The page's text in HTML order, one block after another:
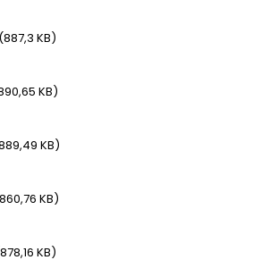
(887,3 KB)
KB)
KB)
KB)
KB)